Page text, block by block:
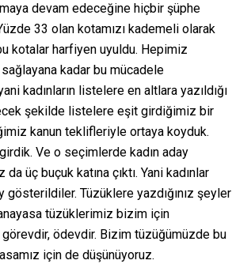
devam edeceğine hiçbir şüphe
33 olan kotamızı kademeli olarak
kotalar harfiyen uyuldu. Hepimiz
kadar bu mücadele
kadınların listelere en altlara yazıldığı
şekilde listelere eşit girdiğimiz bir
kanun teklifleriyle ortaya koyduk.
Ve o seçimlerde kadın aday
üç buçuk katına çıktı. Yani kadınlar
Tüzüklere yazdığınız şeyler
tüzüklerimiz bizim için
ödevdir. Bizim tüzüğümüzde bu
için de düşünüyoruz.